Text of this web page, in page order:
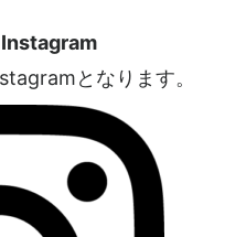
Instagram
となります。